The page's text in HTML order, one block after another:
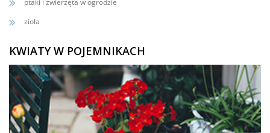
ptaki i zwierzęta w ogrodzie
zioła
KWIATY W POJEMNIKACH